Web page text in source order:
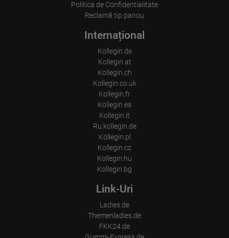
Politica de Confidentialitate
Reclamă tip panou
Internațional
Kollegin.de
Kollegin.at
Kollegin.ch
Kollegin.co.uk
Kollegin.fr
Kollegin.es
Kollegin.it
Ru.kollegin.de
Kollegin.pl
Kollegin.cz
Kollegin.hu
Kollegin.bg
Link-Uri
Ladies.de
Themenladies.de
FKK24.de